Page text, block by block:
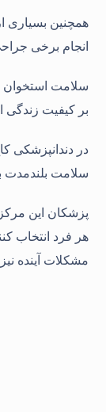
همچنین بسیاری
انجام برخی
سلامت استخوان
بر کیفیت زندگی
در دندانپزشکی
سلامت بلندمدت
پزشکان این مرکز
هر فرد انتخاب
مشکلات آینده